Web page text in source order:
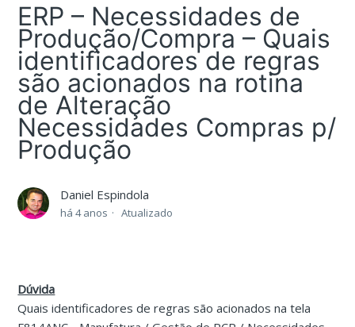
ERP – Necessidades de
Produção/Compra – Quais
identificadores de regras
são acionados na rotina
de Alteração
Necessidades Compras p/
Produção
Daniel Espindola
há 4 anos Atualizado
Dúvida
Quais identificadores de regras são acionados na tela